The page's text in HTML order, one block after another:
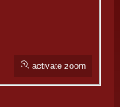
activate zoom